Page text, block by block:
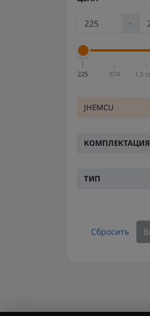
-
225 874 1,5
JHEMCU
КОМПЛЕКТАЦИЯ
ТИП
Сбросить